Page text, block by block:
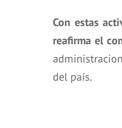
Con estas
reafirma el
del país.